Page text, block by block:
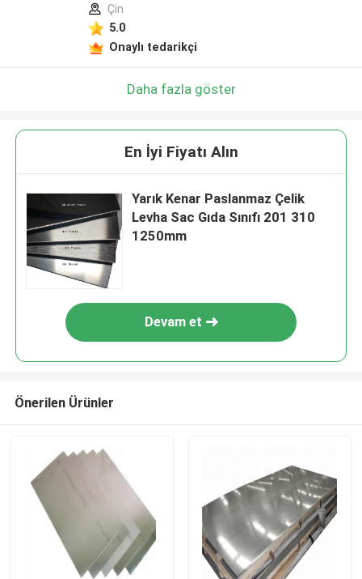
Çin
5.0
Onaylı tedarikçi
Daha fazla göster
En İyi Fiyatı Alın
Yarık Kenar Paslanmaz Çelik
Levha Sac Gıda Sınıfı 201 310
1250mm
Devam et
Önerilen Ürünler